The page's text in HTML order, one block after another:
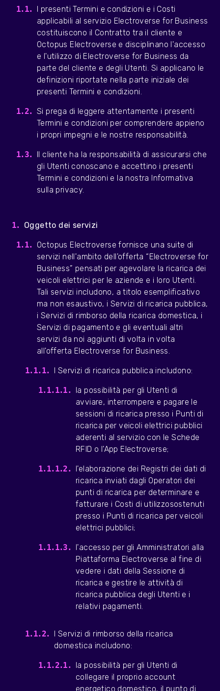
I presenti Termini e condizioni e i Costi
applicabili al servizio Electroverse for Business
costituiscono il Contratto tra il cliente e
Octopus Electroverse e disciplinano l'accesso
e l'utilizzo di Electroverse for Business da
parte del cliente e degli Utenti. Si applicano le
definizioni riportate nella parte iniziale dei
presenti Termini e condizioni.
Si prega di leggere attentamente i presenti
Termini e condizioni per comprendere appieno
i propri impegni e le nostre responsabilità.
Il cliente ha la responsabilità di assicurarsi che
gli Utenti conoscano e accettino i presenti
Termini e condizioni e la nostra Informativa
sulla privacy.
Oggetto dei servizi
Octopus Electroverse fornisce una suite di
servizi nell'ambito dell'offerta “Electroverse for
Business” pensati per agevolare la ricarica dei
veicoli elettrici per le aziende e i loro Utenti.
Tali servizi includono, a titolo esemplificativo
ma non esaustivo, i Servizi di ricarica pubblica,
i Servizi di rimborso della ricarica domestica, i
Servizi di pagamento e gli eventuali altri
servizi da noi aggiunti di volta in volta
all'offerta Electroverse for Business.
I Servizi di ricarica pubblica includono:
la possibilità per gli Utenti di
avviare, interrompere e pagare le
sessioni di ricarica presso i Punti di
ricarica per veicoli elettrici pubblici
aderenti al servizio con le Schede
RFID o l'App Electroverse;
l'elaborazione dei Registri dei dati di
ricarica inviati dagli Operatori dei
punti di ricarica per determinare e
fatturare i Costi di utilizzosostenuti
presso i Punti di ricarica per veicoli
elettrici pubblici;
l'accesso per gli Amministratori alla
Piattaforma Electroverse al fine di
vedere i dati della Sessione di
ricarica e gestire le attività di
ricarica pubblica degli Utenti e i
relativi pagamenti.
I Servizi di rimborso della ricarica
domestica includono:
la possibilità per gli Utenti di
collegare il proprio account
energetico domestico, il punto di